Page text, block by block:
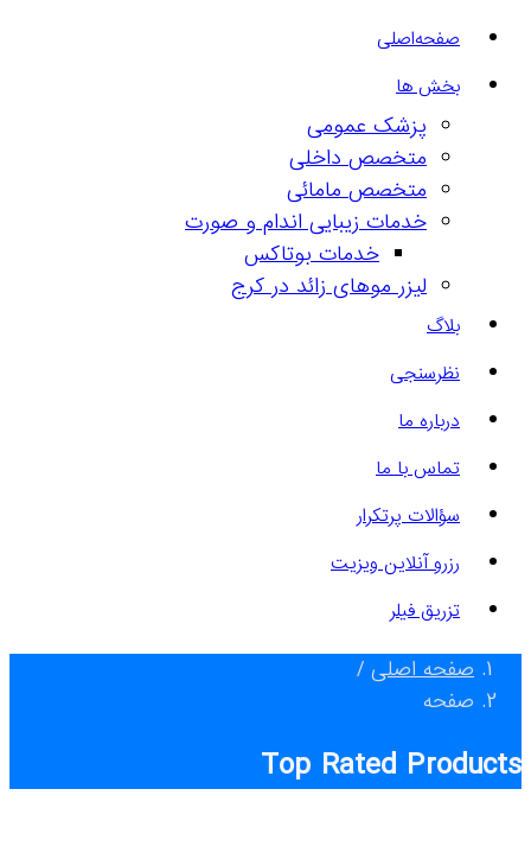
صفحه‌اصلی
بخش ها
پزشک عمومی
متخصص داخلی
متخصص مامائی
خدمات زیبایی اندام و صورت
خدمات بوتاکس
لیزر موهای زائد در کرج
بلاگ
نظرسنجی
درباره ما
تماس با ما
سؤالات پرتکرار
رزرو آنلاین ویزیت
تزریق فیلر
صفحه اصلی /
صفحه
Top Rated Products